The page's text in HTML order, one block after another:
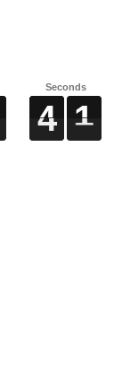
Seconds
4
4
4
4 1
1
1
1